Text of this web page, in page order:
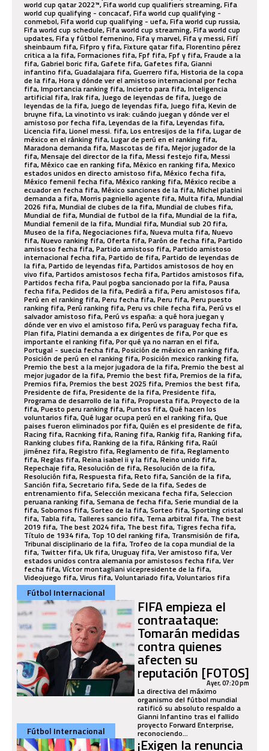
Fútbol Internacional
FIFA empieza el
contraataque:
Tomarán medidas
contra quienes
afecten su
reputación [FOTOS]
Ayer, 07:20 pm
La directiva del máximo
organismo del fútbol mundial
ratificó su absoluto respaldo a
Gianni Infantino tras el fallido
proyecto Forward Enterprise,
reconociendo...
Fútbol Internacional
¡Exigen la renuncia